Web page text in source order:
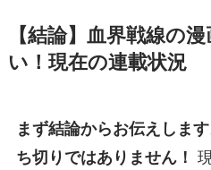
【結論】血界戦線の
い！現在の連載状況
まず結論からお伝えしま
ち切りではありません！